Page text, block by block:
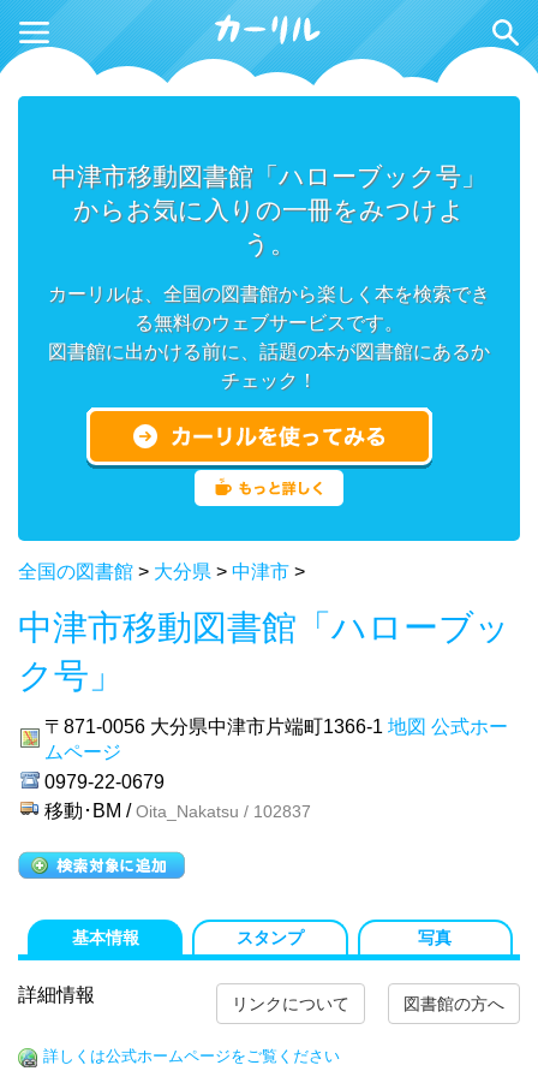
中津市移動図書館「ハローブック号」
からお気に入りの一冊をみつけよ
う。
カーリルは、全国の図書館から楽しく本を検索でき
る無料のウェブサービスです。
図書館に出かける前に、話題の本が図書館にあるか
チェック！
全国の図書館 > 大分県 > 中津市 >
中津市移動図書館「ハローブッ
ク号」
〒871-0056 大分県中津市片端町1366-1 地図 公式ホー
ムページ
0979-22-0679
移動･BM / Oita_Nakatsu / 102837
基本情報 スタンプ 写真
リンクについて 図書館の方へ
詳細情報
詳しくは公式ホームページをご覧ください